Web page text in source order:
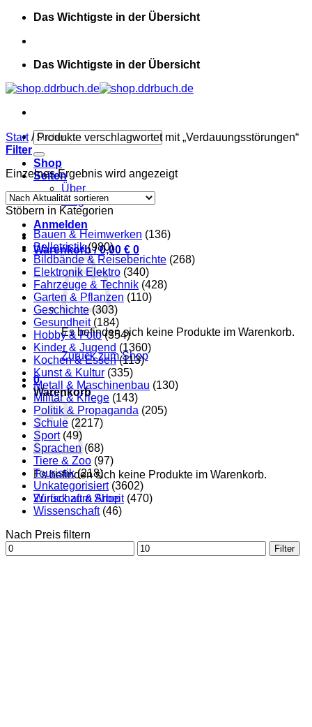
Zum
springen
Das Wichtigste in der Übersicht
Das Wichtigste in der Übersicht
Suchen
nach:
Shop
Seiten
Über
Blog
Anmelden
Warenkorb /0,00 € 0
Es befinden sich keine Produkte im Warenkorb.
Zurück zum Shop
0
Warenkorb
Es befinden sich keine Produkte im Warenkorb.
Zurück zum Shop
Start /Produkte verschlagwortet mit „Verdauungsstörungen“
Filter
Einzelnes Ergebnis wird angezeigt
Stöbern in Kategorien
Bauen & Heimwerken (136)
Belletristik (980)
Bildbände & Reiseberichte (268)
Elektronik Elektro (340)
Fahrzeuge & Technik (428)
Garten & Pflanzen (110)
Geschichte (303)
Gesundheit (184)
Hobby & Foto (354)
Kinder & Jugend (1360)
Kochen & Essen (113)
Kunst & Kultur (335)
Metall & Maschinenbau (130)
Militär & Kriege (143)
Politik & Propaganda (205)
Schule (2217)
Sport (49)
Sprachen (68)
Tiere & Zoo (97)
Touristik (218)
Unkategorisiert (3602)
Wirtschaft & Arbeit (470)
Wissenschaft (46)
Nach Preis filtern
Min.
Preis
Max.
Preis
Filter